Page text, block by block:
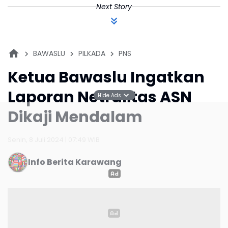
Next Story
BAWASLU PILKADA PNS
Ketua ​Bawaslu Ingatkan
Laporan Netralitas ASN
Dikaji Mendalam
Info Berita Karawang
Hide Ads